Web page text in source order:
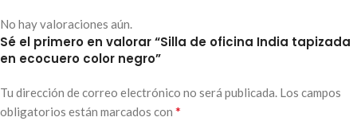
No hay valoraciones aún.
Sé el primero en valorar “Silla de oficina India tapizada
en ecocuero color negro”
Tu dirección de correo electrónico no será publicada. Los campos
obligatorios están marcados con *